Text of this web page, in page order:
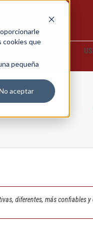
cookies que
pequeña
aceptar
diferentes, más confiables y